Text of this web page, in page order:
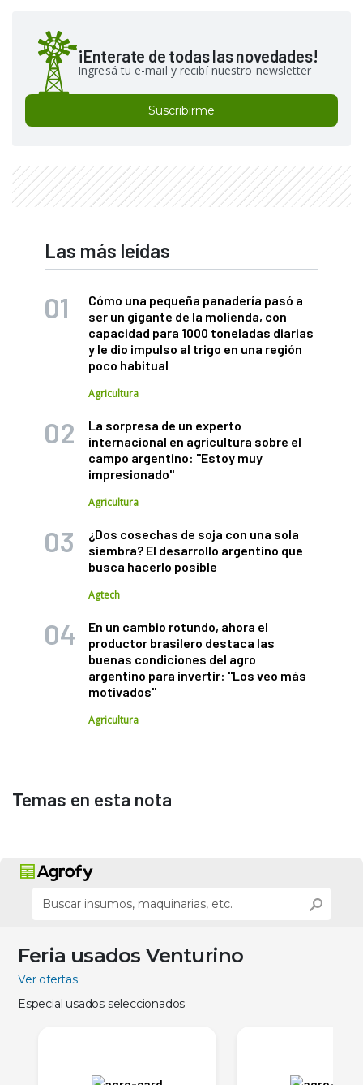
¡Enterate de todas las novedades!
Ingresá tu e-mail y recibí nuestro newsletter
Suscribirme
Las más leídas
Cómo una pequeña panadería pasó a
ser un gigante de la molienda, con
capacidad para 1000 toneladas diarias
y le dio impulso al trigo en una región
poco habitual
Agricultura
La sorpresa de un experto
internacional en agricultura sobre el
campo argentino: "Estoy muy
impresionado"
Agricultura
¿Dos cosechas de soja con una sola
siembra? El desarrollo argentino que
busca hacerlo posible
Agtech
En un cambio rotundo, ahora el
productor brasilero destaca las
buenas condiciones del agro
argentino para invertir: "Los veo más
motivados"
Agricultura
Temas en esta nota
Feria usados Venturino
Ver ofertas
Especial usados seleccionados